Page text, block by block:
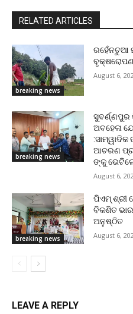
RELATED ARTICLES
breaking news
ରହେଁନଚୁଆ
August 6,
breaking news
ସୁବର୍ଣ୍ଣପୁର
ଅବହେଳା
ଆଚରଣ
ଙ୍କୁ
August 6,
breaking news
ପିଏମ୍ ଶ୍ରୀ
ବିକଶିତ
ଅନୁଷ୍ଠିତ
August 6,
LEAVE A REPLY